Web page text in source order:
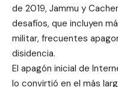
de 2019, Jammu y
desafíos, que incluyen
militar, frecuentes
disidencia.
El apagón inicial de
lo convirtió en el más